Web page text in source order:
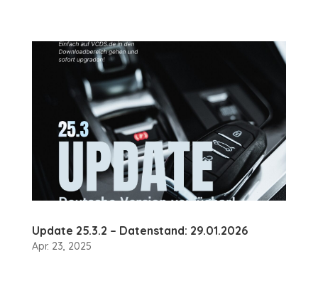
Update 25.3.2 – Datenstand: 29.01.2026
Apr. 23, 2025